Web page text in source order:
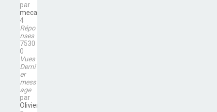
par
mecanium
4
Répo
nses
7530
0
Vues
Derni
er
mess
age
par
Olivier